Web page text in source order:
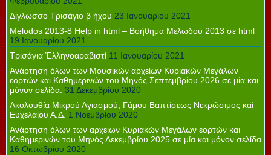
Δίγλωσσο Τρισάγιο β ήχου 23 Ιανουαρίου 2021
Melodos 2013-8 Help in html – Βοήθημα Μελωδού 2013 σε html
19 Ιανουαρίου 2021
Τρισάγια Ἐλληνοαραβιστί 11 Ιανουαρίου 2021
Ανάρτηση όλων των Μουσικών αρχείων Κυριακών Μεγάλων
εορτών και Καθημερινών του Μηνός Σεπτεμβρίου 2026 σε μία και
μόνον σελίδα. 31 Δεκεμβρίου 2020
Ακολουθία Μικρού Αγιασμού, Γάμου Βαπτίσεως Νεκρώσιμος καὶ
Ευχελαίου Α.Δ. 1 Νοεμβρίου 2020
Ανάρτηση όλων των αρχείων Κυριακών Μεγάλων εορτών και
Καθημερινών του Μηνός Δεκεμβρίου 2025 σε μία και μόνον σελίδα
16 Οκτωβρίου 2020